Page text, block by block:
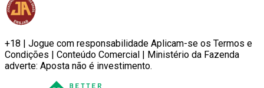
+18 | Jogue com responsabilidade Aplicam-se os Termos e
Condições | Conteúdo Comercial | Ministério da Fazenda
adverte: Aposta não é investimento.